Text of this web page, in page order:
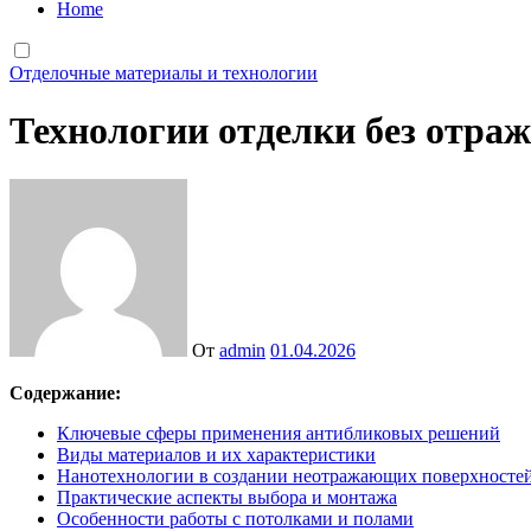
Home
Отделочные материалы и технологии
Технологии отделки без
От admin 01.04.2026
Содержание:
Ключевые сферы применения антибликовых решений
Виды материалов и их характеристики
Нанотехнологии в создании неотражающих
Практические аспекты выбора и монтажа
Особенности работы с потолками и полами